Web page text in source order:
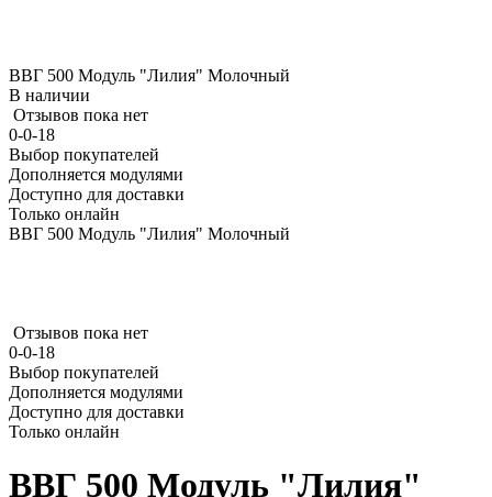
ВВГ 500 Модуль "Лилия" Молочный
В наличии
Отзывов пока нет
0-0-18
Выбор покупателей
Дополняется модулями
Доступно для доставки
Только онлайн
ВВГ 500 Модуль "Лилия" Молочный
Отзывов пока нет
0-0-18
Выбор покупателей
Дополняется модулями
Доступно для доставки
Только онлайн
ВВГ 500 Модуль "Лилия"